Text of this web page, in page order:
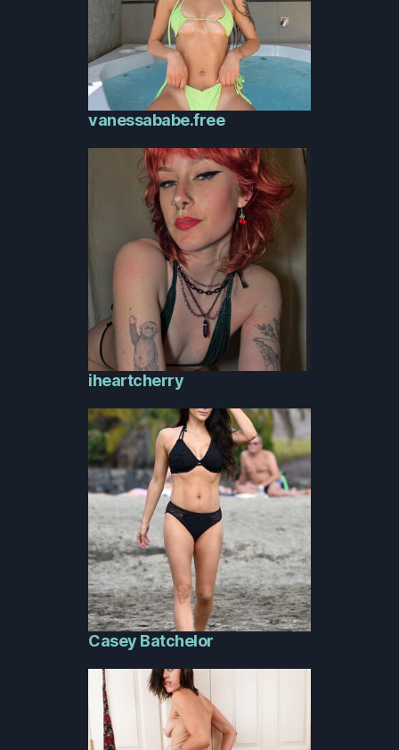
vanessababe.free
iheartcherry
Casey Batchelor